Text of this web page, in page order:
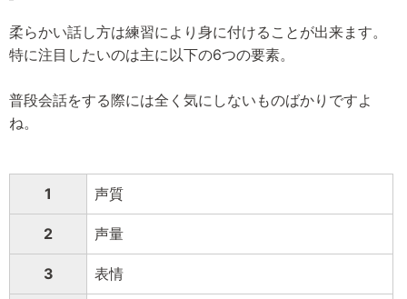
柔らかい話し方は練習により身に付けることが出来ます。
特に注目したいのは主に以下の6つの要素。
普段会話をする際には全く気にしないものばかりですよ
ね。
1 声質
2 声量
3 表情